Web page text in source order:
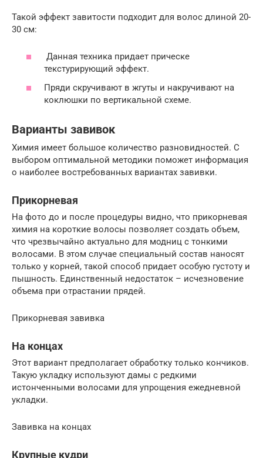
Такой эффект завитости подходит для волос длиной 20-
30 см:
Данная техника придает прическе
текстурирующий эффект.
Пряди скручивают в жгуты и накручивают на
коклюшки по вертикальной схеме.
Варианты завивок
Химия имеет большое количество разновидностей. С
выбором оптимальной методики поможет информация
о наиболее востребованных вариантах завивки.
Прикорневая
На фото до и после процедуры видно, что прикорневая
химия на короткие волосы позволяет создать объем,
что чрезвычайно актуально для модниц с тонкими
волосами. В этом случае специальный состав наносят
только у корней, такой способ придает особую густоту и
пышность. Единственный недостаток – исчезновение
объема при отрастании прядей.
Прикорневая завивка
На концах
Этот вариант предполагает обработку только кончиков.
Такую укладку используют дамы с редкими
истонченными волосами для упрощения ежедневной
укладки.
Завивка на концах
Крупные кудри